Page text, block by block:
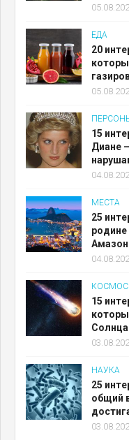
ЕДА
20
15
Диане
МЕСТА
25
родине
КОСМОС
15
Солнца
НАУКА
25
общий